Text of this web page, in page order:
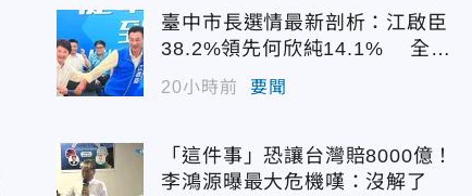
臺中市長選情最新剖析：江啟臣
38.2%領先何欣純14.1% 全世
代支持度全面居首
20小時前 要聞
「這件事」恐讓台灣賠8000億！
李鴻源曝最大危機嘆：沒解了